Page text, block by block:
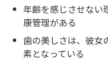
年齢を感じさせない
康管理がある
歯の美しさは、彼女
素となっている